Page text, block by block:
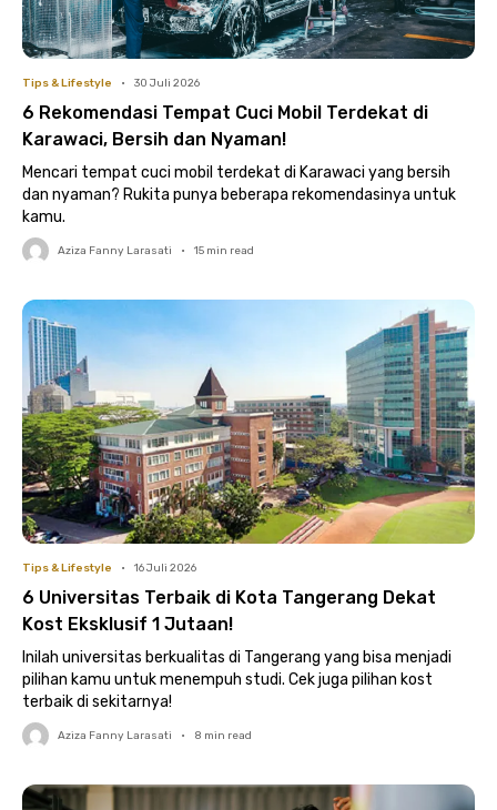
Tips & Lifestyle • 30 Juli 2026
6 Rekomendasi Tempat Cuci Mobil Terdekat di
Karawaci, Bersih dan Nyaman!
Mencari tempat cuci mobil terdekat di Karawaci yang bersih
dan nyaman? Rukita punya beberapa rekomendasinya untuk
kamu.
Aziza Fanny Larasati • 15 min read
Tips & Lifestyle • 16 Juli 2026
6 Universitas Terbaik di Kota Tangerang Dekat
Kost Eksklusif 1 Jutaan!
Inilah universitas berkualitas di Tangerang yang bisa menjadi
pilihan kamu untuk menempuh studi. Cek juga pilihan kost
terbaik di sekitarnya!
Aziza Fanny Larasati • 8 min read